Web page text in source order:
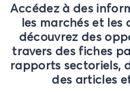
Accédez à des
les marchés et les
découvrez des
travers des fiches
rapports sectoriels,
des articles